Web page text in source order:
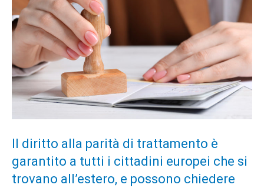
Il diritto alla parità di trattamento è
garantito a tutti i cittadini europei che si
trovano all’estero, e possono chiedere